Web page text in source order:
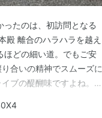
たのは、初訪問となる
殿 離合のハラハラを越え
ほどの細い道。でもご安
合いの精神でスムーズに
ブの醍醐味ですよね。
して心を整えると、参道